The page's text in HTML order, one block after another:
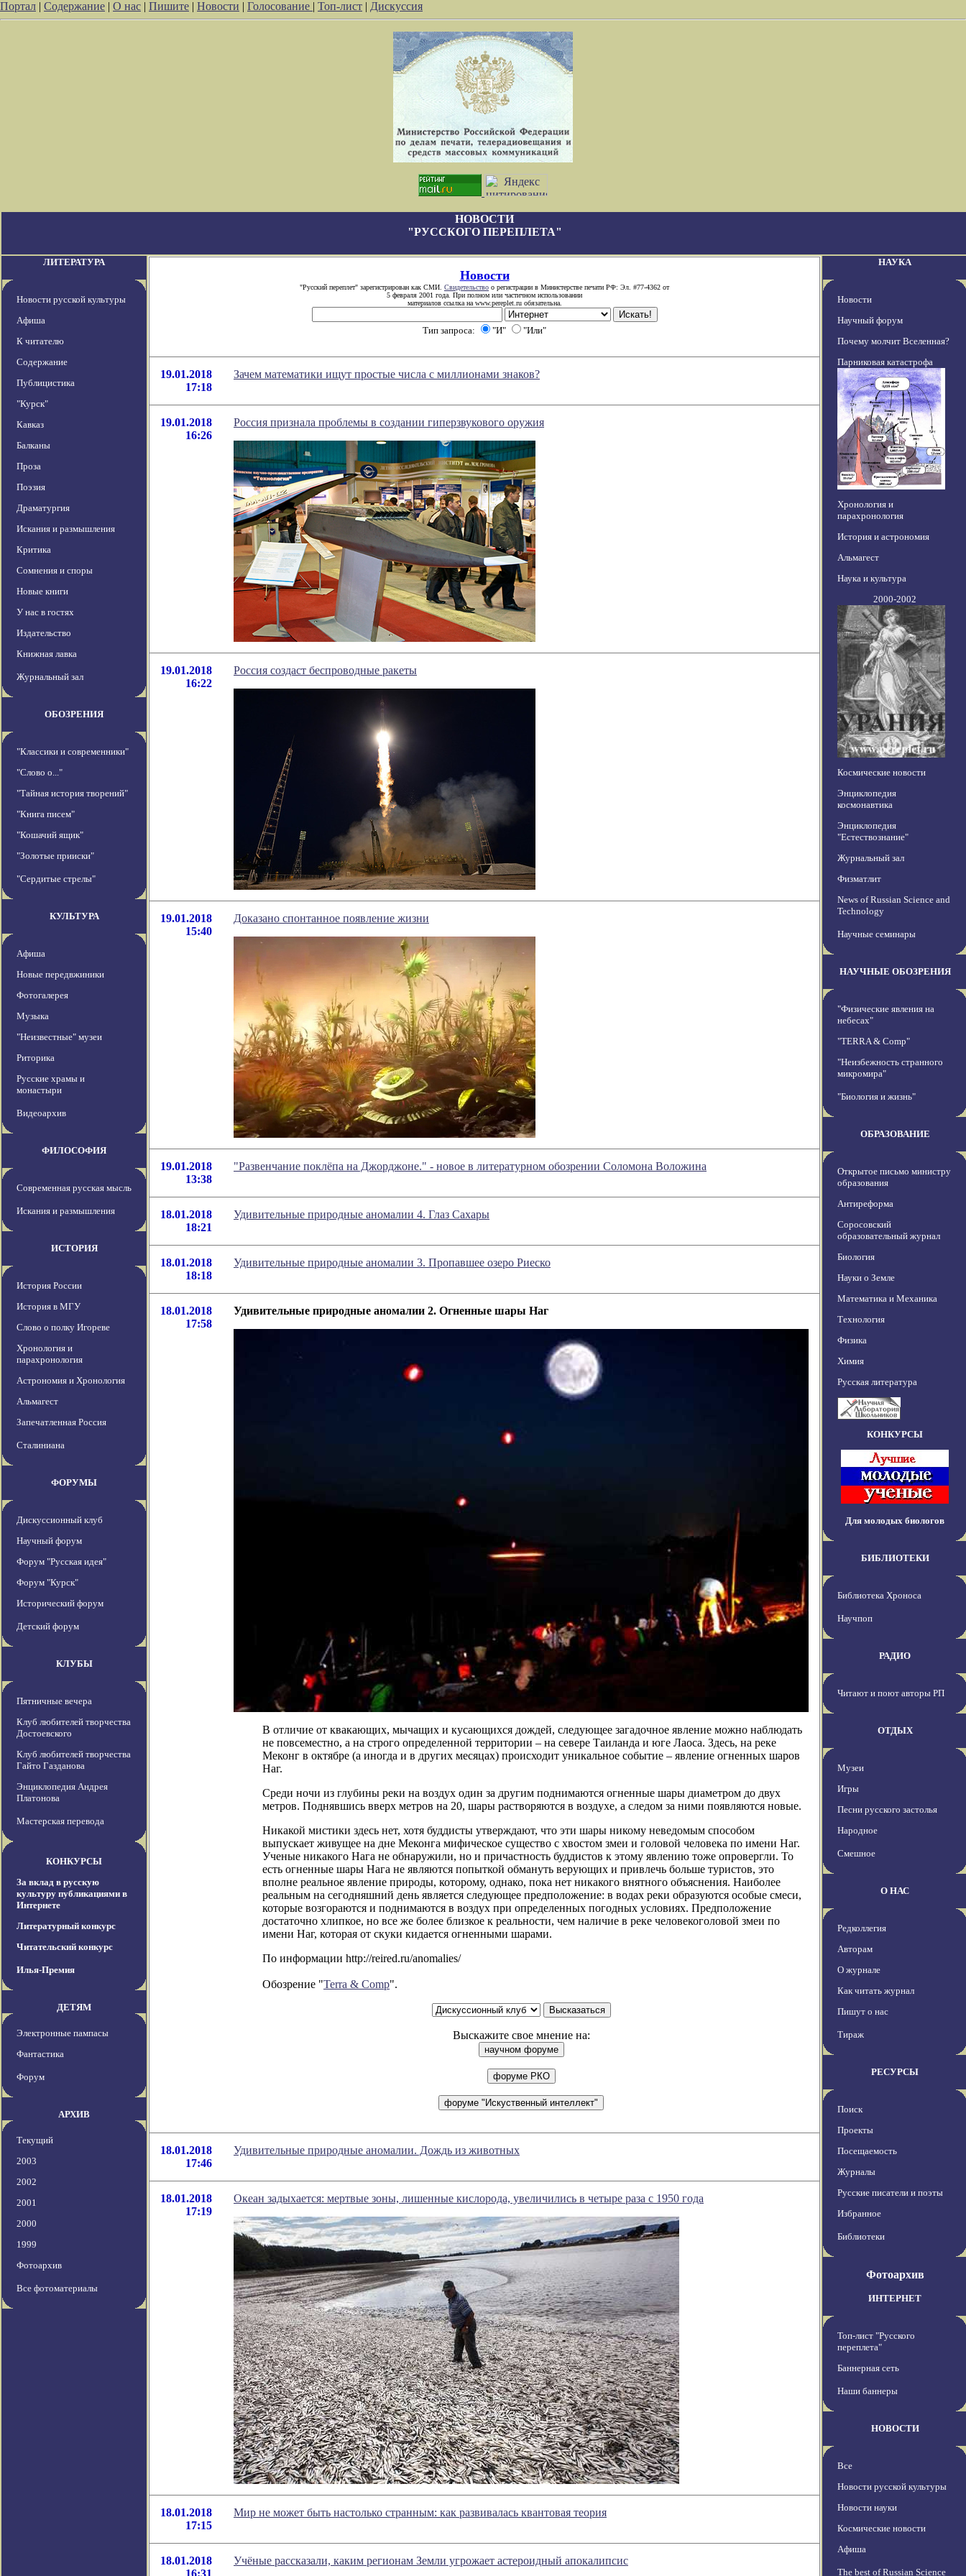
Портал | Содержание | О нас | Пишите | Новости | Голосование | Топ-лист | Дискуссия
НОВОСТИ
"РУССКОГО ПЕРЕПЛЕТА"
ЛИТЕРАТУРА
Новости русской культуры
Афиша
К читателю
Содержание
Публицистика
"Курск"
Кавказ
Балканы
Проза
Поэзия
Драматургия
Искания и размышления
Критика
Сомнения и споры
Новые книги
У нас в гостях
Издательство
Книжная лавка
Журнальный зал
ОБОЗРЕНИЯ
"Классики и современники"
"Слово о..."
"Тайная история творений"
"Книга писем"
"Кошачий ящик"
"Золотые прииски"
"Сердитые стрелы"
КУЛЬТУРА
Афиша
Новые передвжиники
Фотогалерея
Музыка
"Неизвестные" музеи
Риторика
Русские храмы и
монастыри
Видеоархив
ФИЛОСОФИЯ
Современная русская мысль
Искания и размышления
ИСТОРИЯ
История России
История в МГУ
Слово о полку Игореве
Хронология и
парахронология
Астрономия и Хронология
Альмагест
Запечатленная Россия
Сталиниана
ФОРУМЫ
Дискуссионный клуб
Научный форум
Форум "Русская идея"
Форум "Курск"
Исторический форум
Детский форум
КЛУБЫ
Пятничные вечера
Клуб любителей творчества
Достоевского
Клуб любителей творчества
Гайто Газданова
Энциклопедия Андрея
Платонова
Мастерская перевода
КОНКУРСЫ
За вклад в русскую
культуру публикациями в
Интернете
Литературный конкурс
Читательский конкурс
Илья-Премия
ДЕТЯМ
Электронные пампасы
Фантастика
Форум
АРХИВ
Текущий
2003
2002
2001
2000
1999
Фотоархив
Все фотоматериалы
Новости
"Русский переплет" зарегистрирован как СМИ. Свидетельство о регистрации в Министерстве печати РФ: Эл. #77-4362 от
5 февраля 2001 года. При полном или частичном использовании
материалов ссылка на www.pereplet.ru обязательна.
Тип запроса: "И" "Или"
19.01.2018
17:18
Зачем математики ищут простые числа с миллионами знаков?
19.01.2018
16:26
Россия признала проблемы в создании гиперзвукового оружия
19.01.2018
16:22
Россия создаст беспроводные ракеты
19.01.2018
15:40
Доказано спонтанное появление жизни
19.01.2018
13:38
"Развенчание поклёпа на Джорджоне." - новое в литературном обозрении Соломона Воложина
18.01.2018
18:21
Удивительные природные аномалии 4. Глаз Сахары
18.01.2018
18:18
Удивительные природные аномалии 3. Пропавшее озеро Риеско
18.01.2018
17:58
Удивительные природные аномалии 2. Огненные шары Наг
В отличие от квакающих, мычащих и кусающихся дождей, следующее загадочное явление можно наблюдать
не повсеместно, а на строго определенной территории – на севере Таиланда и юге Лаоса. Здесь, на реке
Меконг в октябре (а иногда и в других месяцах) происходит уникальное событие – явление огненных шаров
Наг.
Среди ночи из глубины реки на воздух один за другим поднимаются огненные шары диаметром до двух
метров. Поднявшись вверх метров на 20, шары растворяются в воздухе, а следом за ними появляются новые.
Никакой мистики здесь нет, хотя буддисты утверждают, что эти шары никому неведомым способом
выпускает живущее на дне Меконга мифическое существо с хвостом змеи и головой человека по имени Наг.
Ученые никакого Нага не обнаружили, но и причастность буддистов к этому явлению тоже опровергли. То
есть огненные шары Нага не являются попыткой обмануть верующих и привлечь больше туристов, это
вполне реальное явление природы, которому, однако, пока нет никакого внятного объяснения. Наиболее
реальным на сегодняшний день является следующее предположение: в водах реки образуются особые смеси,
которые возгораются и поднимаются в воздух при определенных погодных условиях. Предположение
достаточно хлипкое, но все же более близкое к реальности, чем наличие в реке человекоголовой змеи по
имени Наг, которая от скуки кидается огненными шарами.
По информации http://reired.ru/anomalies/
Обозрение "Terra & Comp".
Выскажите свое мнение на:
18.01.2018
17:46
Удивительные природные аномалии. Дождь из животных
18.01.2018
17:19
Океан задыхается: мертвые зоны, лишенные кислорода, увеличились в четыре раза с 1950 года
18.01.2018
17:15
Мир не может быть настолько странным: как развивалась квантовая теория
18.01.2018
Учёные рассказали, каким регионам Земли угрожает астероидный апокалипсис
НАУКА
Новости
Научный форум
Почему молчит Вселенная?
Парниковая катастрофа
Хронология и
парахронология
История и астрономия
Альмагест
Наука и культура
2000-2002
Космические новости
Энциклопедия
космонавтика
Энциклопедия
"Естествознание"
Журнальный зал
Физматлит
News of Russian Science and
Technology
Научные семинары
НАУЧНЫЕ ОБОЗРЕНИЯ
"Физические явления на
небесах"
"TERRA & Comp"
"Неизбежность странного
микромира"
"Биология и жизнь"
ОБРАЗОВАНИЕ
Открытое письмо министру
образования
Антиреформа
Соросовский
образовательный журнал
Биология
Науки о Земле
Математика и Механика
Технология
Физика
Химия
Русская литература
КОНКУРСЫ
Для молодых биологов
БИБЛИОТЕКИ
Библиотека Хроноса
Научпоп
РАДИО
Читают и поют авторы РП
ОТДЫХ
Музеи
Игры
Песни русского застолья
Народное
Смешное
О НАС
Редколлегия
Авторам
О журнале
Как читать журнал
Пишут о нас
Тираж
РЕСУРСЫ
Поиск
Проекты
Посещаемость
Журналы
Русские писатели и поэты
Избранное
Библиотеки
Фотоархив
ИНТЕРНЕТ
Топ-лист "Русского
переплета"
Баннерная сеть
Наши баннеры
НОВОСТИ
Все
Новости русской культуры
Новости науки
Космические новости
Афиша
The best of Russian Science